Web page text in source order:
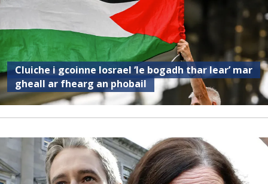
Cluiche i gcoinne Iosrael ‘le bogadh thar lear’ mar
gheall ar fhearg an phobail